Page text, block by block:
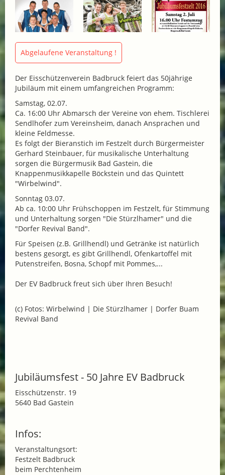
Abgelaufene Veranstaltung !
Der Eisschützenverein Badbruck feiert das 50jährige
Jubiläum mit einem umfangreichen Programm:
Samstag, 02.07.
Ca. 16:00 Uhr Abmarsch der Vereine von ehem. Tischlerei
Sendlhofer zum Vereinsheim, danach Ansprachen und
kleine Feldmesse.
Es folgt der Bieranstich im Festzelt durch Bürgermeister
Gerhard Steinbauer, für musikalische Unterhaltung
sorgen die Bürgermusik Bad Gastein, die
Knappenmusikkapelle Böckstein und das Quintett
"Wirbelwind".
Sonntag 03.07.
Ab ca. 10:00 Uhr Frühschoppen im Festzelt, für Stimmung
und Unterhaltung sorgen "Die Stürzlhamer" und die
"Dorfer Revival Band".
Für Speisen (z.B. Grillhendl) und Getränke ist natürlich
bestens gesorgt, es gibt Grillhendl, Ofenkartoffel mit
Putenstreifen, Bosna, Schopf mit Pommes,...
Der EV Badbruck freut sich über Ihren Besuch!
(c) Fotos: Wirbelwind | Die Stürzlhamer | Dorfer Buam
Revival Band
Jubiläumsfest - 50 Jahre EV Badbruck
Eisschützenstr. 19
5640 Bad Gastein
Infos:
Veranstaltungsort:
Festzelt Badbruck
beim Perchtenheim